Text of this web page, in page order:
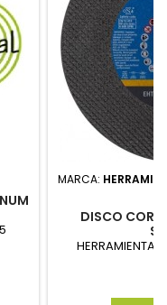
MARCA:
DISCO